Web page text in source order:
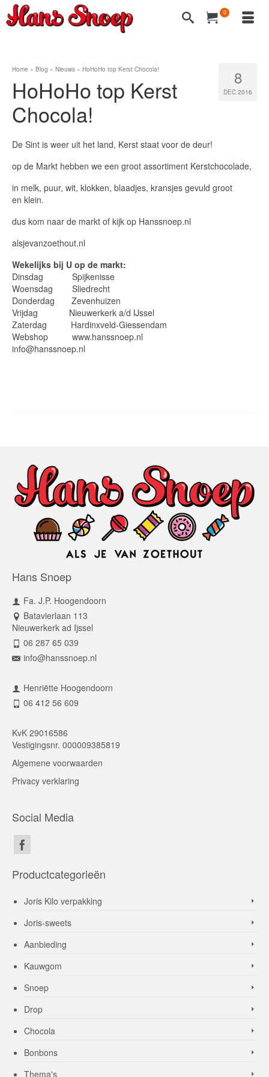
0
8
DEC 2016
Home » Blog » Nieuws » HoHoHo top Kerst Chocola!
HoHoHo top Kerst
Chocola!
De Sint is weer uit het land, Kerst staat voor de deur!
op de Markt hebben we een groot assortiment Kerstchocolade,
in melk, puur, wit, klokken, blaadjes, kransjes gevuld groot
en klein.
dus kom naar de markt of kijk op Hanssnoep.nl
alsjevanzoethout.nl
Wekelijks bij U op de markt:
Dinsdag Spijkenisse
Woensdag Sliedrecht
Donderdag Zevenhuizen
Vrijdag Nieuwerkerk a/d IJssel
Zaterdag Hardinxveld-Giessendam
Webshop www.hanssnoep.nl
info@hanssnoep.nl
Hans Snoep
Fa. J.P. Hoogendoorn
Batavierlaan 113
Nieuwerkerk ad Ijssel
06 287 65 039
info@hanssnoep.nl
Henriëtte Hoogendoorn
06 412 56 609
KvK 29016586
Vestigingsnr. 000009385819
Algemene voorwaarden
Privacy verklaring
Social Media
Productcategorieën
Joris Kilo verpakking
Joris-sweets
Aanbieding
Kauwgom
Snoep
Drop
Chocola
Bonbons
Thema's